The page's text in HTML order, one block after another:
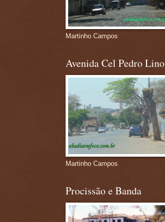
Martinho Campos
Avenida Cel Pedro Lino
Martinho Campos
Procissão e Banda